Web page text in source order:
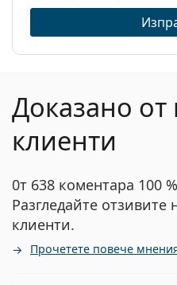
Доказано
клиенти
0т 638 коментара 100
Разгледайте отзивите
клиенти.
Прочетете повече